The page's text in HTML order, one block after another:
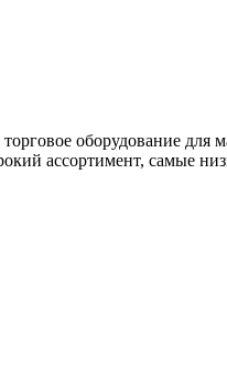
оборудование
ассортимент, самые